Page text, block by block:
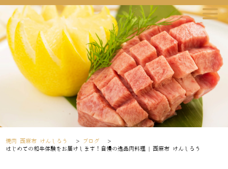
焼肉 西麻布 けんしろう > ブログ
>
はじめての和牛体験をお届けします！自慢の逸品肉料理 | 西麻布 けんしろう